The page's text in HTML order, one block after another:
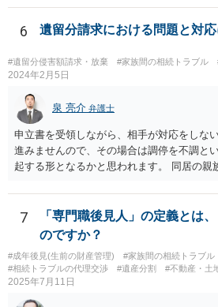
立て、お母さんに特別代理人をつけるとい
遺産分割だけでなく、その後の取得した
遺産分割審判や遺産分割調停を申し立て、
けるということでは解決できなさそうなの
られると思います。 弁護士に面談で相談
6 遺留分請求における問題と対
#遺留分侵害額請求・放棄 #家族間の相続トラブル
2024年2月5日
泉 亮介 弁護士
申立書を受領しながら、相手が対応をしな
進みませんので、その場合は調停を不調と
起する形となるかと思われます。 同居の親
め、後からひっくり返すということは難し
す。 公開相談の場でのご相談については
うため、一度個別にご相談をされることを
7
「専門職後見人」の定義とは
のですか？
#成年後見(生前の財産管理) #家族間の相続トラブル
#相続トラブルの代理交渉
#遺産分割 #不動産・土
2025年7月11日